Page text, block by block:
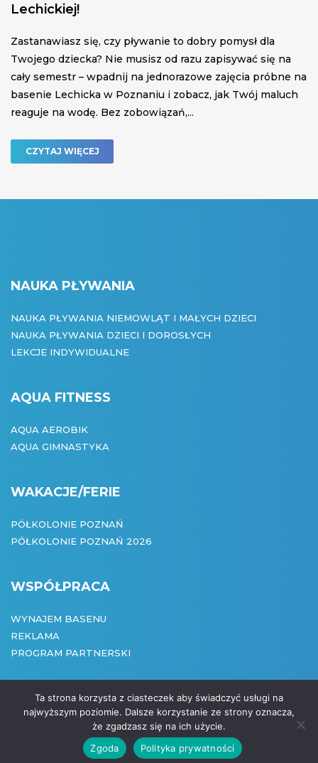
Lechickiej!
Zastanawiasz się, czy pływanie to dobry pomysł dla
Twojego dziecka? Nie musisz od razu zapisywać się na
cały semestr – wpadnij na jednorazowe zajęcia próbne na
basenie Lechicka w Poznaniu i zobacz, jak Twój maluch
reaguje na wodę. Bez zobowiązań,...
CZYTAJ WIĘCEJ
NAUKA PŁYWANIA
NAUKA PŁYWANIA NIEMOWLĄT I MAŁYCH DZIECI
NAUKA PŁYWANIA DZIECI I DOROSŁYCH
LEKCJE INDYWIDUALNE
AQUA FITNESS
AQUA AEROBIK
AQUA GIMNASTYKA
WAKACJE/FERIE
PÓŁKOLONIE POZNAŃ
PÓŁKOLONIE POZNAŃ 2026
WSPÓŁPRACA
WYNAJEM BASENU
REKLAMA
PROGRAM PARTNERSKI
COPYRIGHT:
Ta strona korzysta z ciasteczek aby świadczyć usługi na
najwyższym poziomie. Dalsze korzystanie ze strony oznacza,
że zgadzasz się na ich użycie.
Zgoda
Polityka prywatności